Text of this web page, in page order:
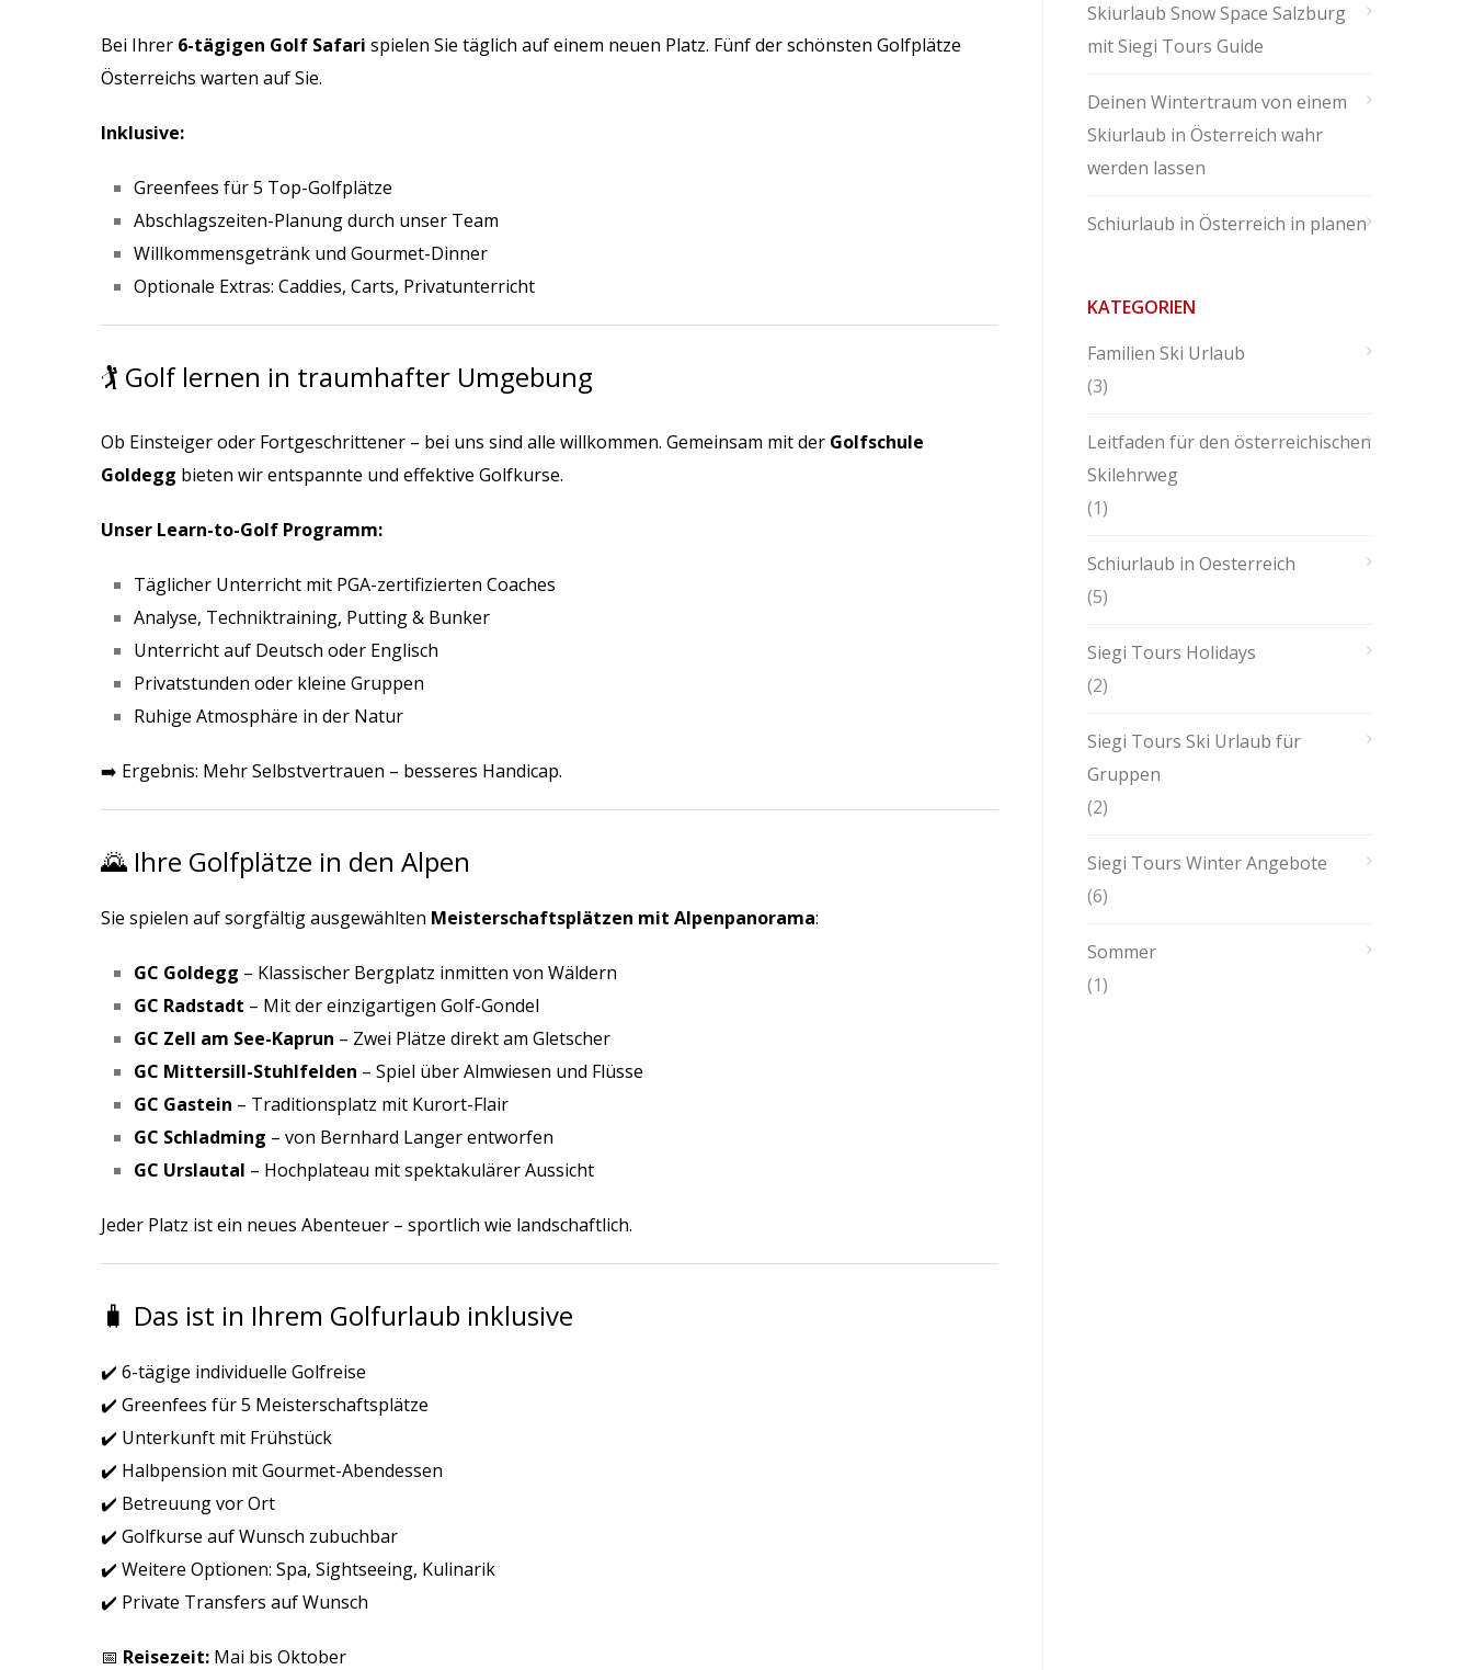
Bei Ihrer 6-tägigen Golf Safari spielen Sie täglich auf einem neuen Platz. Fünf der schönsten Golfplätze
Österreichs warten auf Sie.
Inklusive:
Greenfees für 5 Top-Golfplätze
Abschlagszeiten-Planung durch unser Team
Willkommensgetränk und Gourmet-Dinner
Optionale Extras: Caddies, Carts, Privatunterricht
🏌️ Golf lernen in traumhafter Umgebung
Ob Einsteiger oder Fortgeschrittener – bei uns sind alle willkommen. Gemeinsam mit der Golfschule
Goldegg bieten wir entspannte und effektive Golfkurse.
Unser Learn-to-Golf Programm:
Täglicher Unterricht mit PGA-zertifizierten Coaches
Analyse, Techniktraining, Putting & Bunker
Unterricht auf Deutsch oder Englisch
Privatstunden oder kleine Gruppen
Ruhige Atmosphäre in der Natur
➡️ Ergebnis: Mehr Selbstvertrauen – besseres Handicap.
🌄 Ihre Golfplätze in den Alpen
Sie spielen auf sorgfältig ausgewählten Meisterschaftsplätzen mit Alpenpanorama:
GC Goldegg – Klassischer Bergplatz inmitten von Wäldern
GC Radstadt – Mit der einzigartigen Golf-Gondel
GC Zell am See-Kaprun – Zwei Plätze direkt am Gletscher
GC Mittersill-Stuhlfelden – Spiel über Almwiesen und Flüsse
GC Gastein – Traditionsplatz mit Kurort-Flair
GC Schladming – von Bernhard Langer entworfen
GC Urslautal – Hochplateau mit spektakulärer Aussicht
Jeder Platz ist ein neues Abenteuer – sportlich wie landschaftlich.
🧳 Das ist in Ihrem Golfurlaub inklusive
✔️ 6-tägige individuelle Golfreise
✔️ Greenfees für 5 Meisterschaftsplätze
✔️ Unterkunft mit Frühstück
✔️ Halbpension mit Gourmet-Abendessen
✔️ Betreuung vor Ort
✔️ Golfkurse auf Wunsch zubuchbar
✔️ Weitere Optionen: Spa, Sightseeing, Kulinarik
✔️ Private Transfers auf Wunsch
📅 Reisezeit: Mai bis Oktober
Skiurlaub Snow Space Salzburg
mit Siegi Tours Guide
Deinen Wintertraum von einem
Skiurlaub in Österreich wahr
werden lassen
Schiurlaub in Österreich in planen
KATEGORIEN
Familien Ski Urlaub
(3)
Leitfaden für den österreichischen
Skilehrweg
(1)
Schiurlaub in Oesterreich
(5)
Siegi Tours Holidays
(2)
Siegi Tours Ski Urlaub für
Gruppen
(2)
Siegi Tours Winter Angebote
(6)
Sommer
(1)